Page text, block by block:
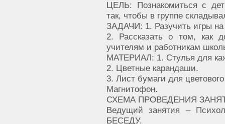
ЦЕЛЬ: Познакомиться с
так, чтобы в группе
ЗАДАЧИ: 1. Разучить игры на
2. Рассказать о том, как
учителям и работникам
МАТЕРИАЛ: 1. Стулья для
2. Цветные карандаши.
3. Лист бумаги для
Магнитофон.
СХЕМА ПРОВЕДЕНИЯ
Ведущий занятия –
БЕСЕДУ.